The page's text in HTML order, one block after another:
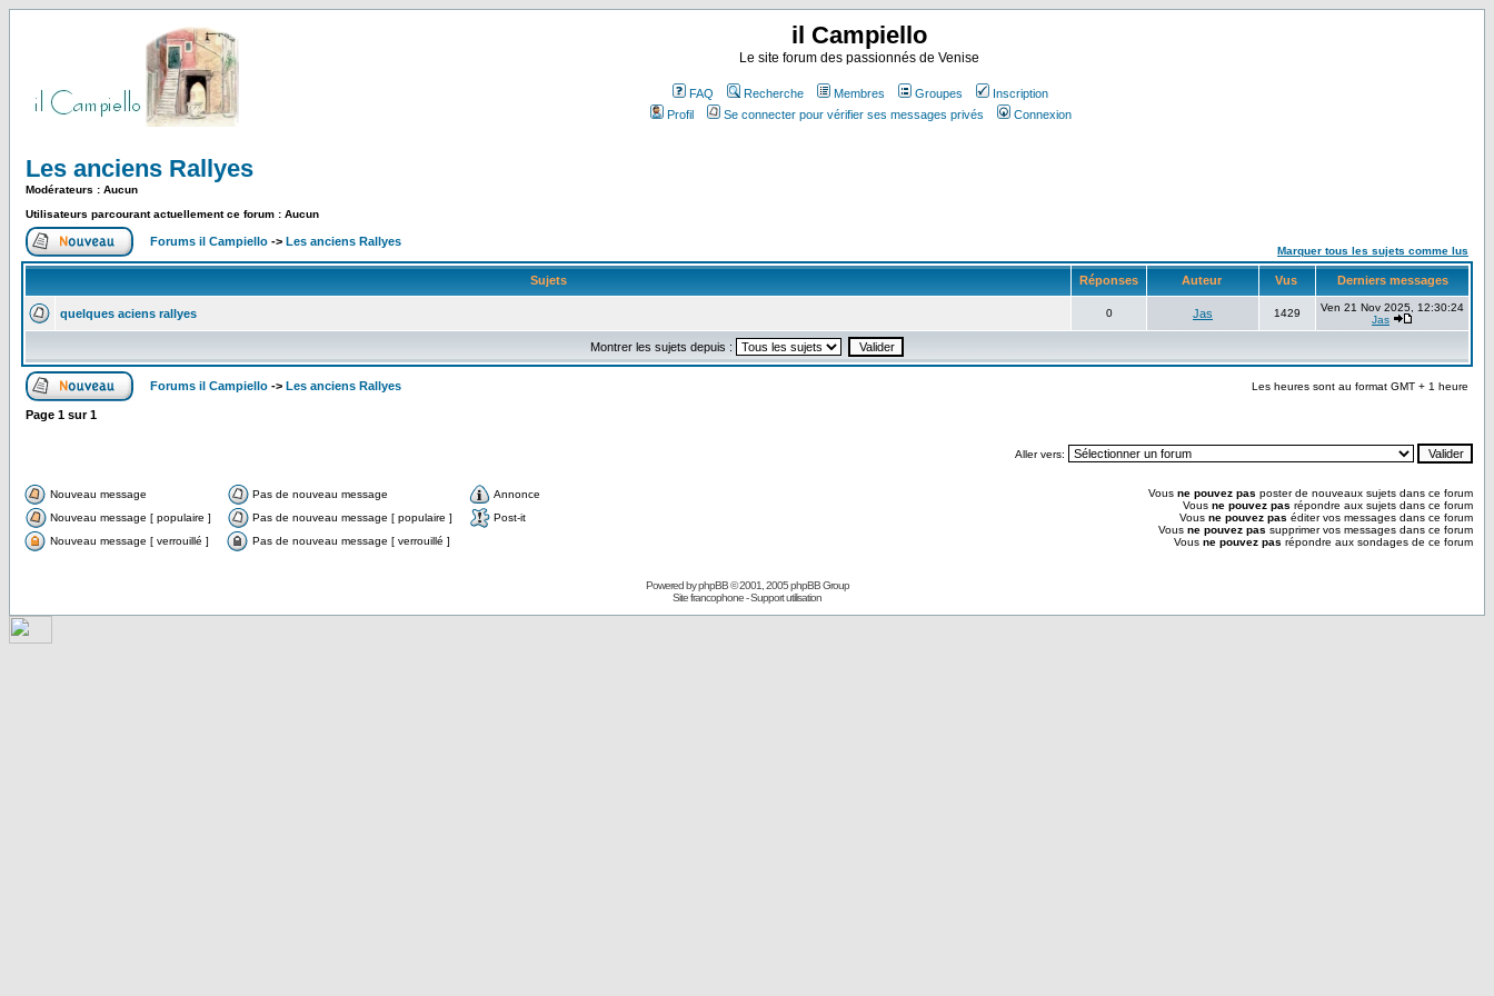
il Campiello
Le site forum des passionnés de Venise
FAQ Recherche Membres Groupes
Inscription
Profil
Se connecter pour vérifier ses messages privés Connexion
Les anciens Rallyes
Modérateurs : Aucun
Utilisateurs parcourant actuellement ce forum : Aucun
Forums il Campiello -> Les anciens Rallyes
Marquer tous les sujets comme lus
Sujets Réponses Auteur Vus Derniers messages
quelques aciens rallyes 0 Jas 1429
Ven 21 Nov 2025, 12:30:24
Jas
Montrer les sujets depuis :
Forums il Campiello -> Les anciens Rallyes Les heures sont au format GMT + 1 heure
Page 1 sur1
Aller vers:
Nouveau message Pas de nouveau message
Annonce
Nouveau message [ populaire ]
Pas de nouveau message [ populaire ]
Post-it
Nouveau message [ verrouillé ]
Pas de nouveau message [ verrouillé ]
Vous ne pouvez pas poster de nouveaux sujets dans ce forum
Vous ne pouvez pas répondre aux sujets dans ce forum
Vous ne pouvez pas éditer vos messages dans ce forum
Vous ne pouvez pas supprimer vos messages dans ce forum
Vous ne pouvez pas répondre aux sondages de ce forum
Powered byphpBB© 2001, 2005 phpBB Group
Site francophone-Support utilisation